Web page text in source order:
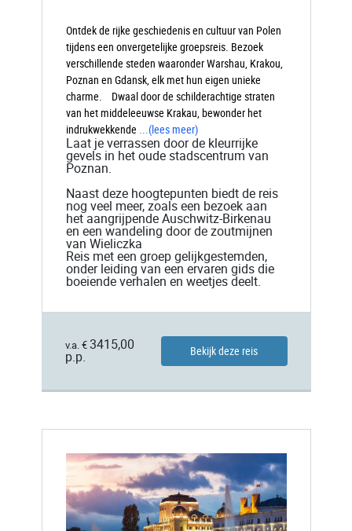
Ontdek de rijke geschiedenis en cultuur van Polen
tijdens een onvergetelijke groepsreis. Bezoek
verschillende steden waaronder Warshau, Krakou,
Poznan en Gdansk, elk met hun eigen unieke
charme. Dwaal door de schilderachtige straten
van het middeleeuwse Krakau, bewonder het
indrukwekkende
(lees meer)
Laat je verrassen door de kleurrijke
gevels in het oude stadscentrum van
Poznan.
Naast deze hoogtepunten biedt de reis
nog veel meer, zoals een bezoek aan
het aangrijpende Auschwitz-Birkenau
en een wandeling door de zoutmijnen
van Wieliczka
Reis met een groep gelijkgestemden,
onder leiding van een ervaren gids die
boeiende verhalen en weetjes deelt.
v.a. € 3415,00
p.p.
Bekijk deze reis